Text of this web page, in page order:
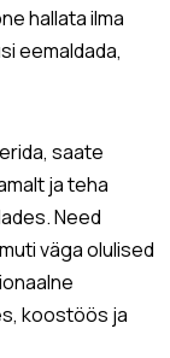
hallata ilma
eemaldada,
saate
ja teha
Need
väga olulised
koostöös ja